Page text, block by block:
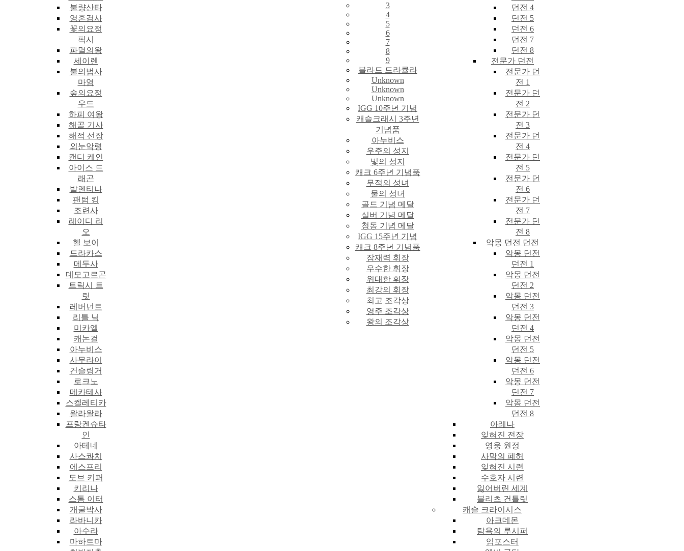
불량산타
영혼검사
꽃의요정
픽시
파멸의왕
세이렌
불의법사
마염
숲의요정
우드
하피 여왕
해골 기사
해적 선장
외눈악령
캔디 케인
아이스 드
래곤
발렌티나
팬텀 킹
조련사
레이디 리
오
헬 보이
드라카스
메두사
데모고르곤
트릭시 트
릿
레버넌트
리틀 닉
미카엘
캐논걸
아누비스
사무라이
건슬링거
로크노
메카테사
스켈레티카
왈라왈라
프랑켄슈타
인
아테네
사스콰치
에스프리
도브 키퍼
키리나
스톰 이터
개굴박사
라바니카
아수라
마하트마
3
4
5
6
7
8
9
블라드 드라큘라
Unknown
Unknown
Unknown
IGG 10주년 기념
캐슬크래시 3주년
기념품
아누비스
우주의 성지
빛의 성지
캐크 6주년 기념품
무적의 성녀
물의 성녀
골드 기념 메달
실버 기념 메달
청동 기념 메달
IGG 15주년 기념
캐크 8주년 기념품
잠재력 휘장
우수한 휘장
위대한 휘장
최강의 휘장
최고 조각상
영주 조각상
왕의 조각상
던전 4
던전 5
던전 6
던전 7
던전 8
전문가 던전
전문가 던
전 1
전문가 던
전 2
전문가 던
전 3
전문가 던
전 4
전문가 던
전 5
전문가 던
전 6
전문가 던
전 7
전문가 던
전 8
악몽 던전 던전
악몽 던전
던전 1
악몽 던전
던전 2
악몽 던전
던전 3
악몽 던전
던전 4
악몽 던전
던전 5
악몽 던전
던전 6
악몽 던전
던전 7
악몽 던전
던전 8
아레나
잊혀진 전장
영웅 원정
사막의 폐허
잊혀진 시련
수호자 시련
잃어버린 세계
블리츠 건틀릿
캐슬 크라이시스
아크데몬
탐욕의 루시퍼
임포스터